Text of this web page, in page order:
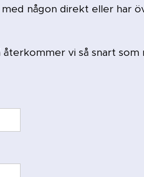
någon direkt eller har
vi så snart som